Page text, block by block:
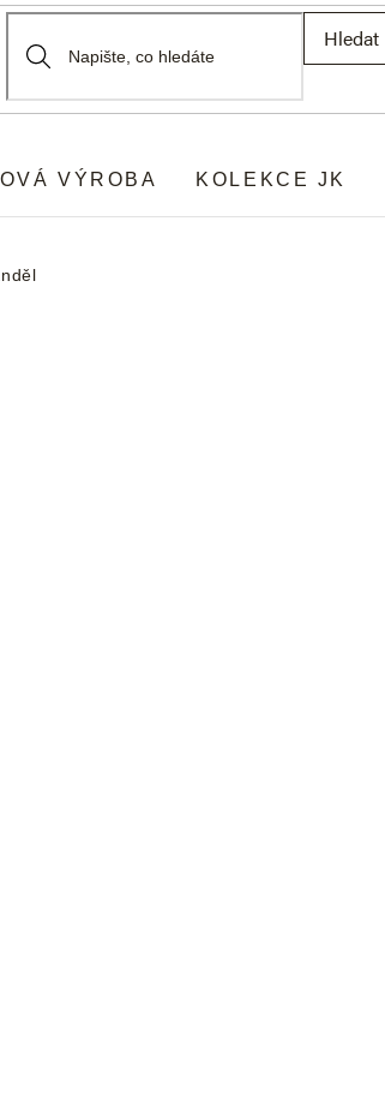
Hledat
VÝROBA KOLEKCE JK